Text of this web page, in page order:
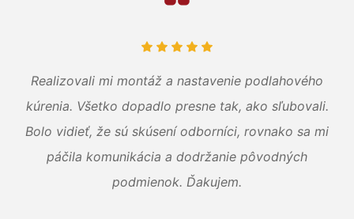
Realizovali mi montáž a nastavenie podlahového
kúrenia. Všetko dopadlo presne tak, ako sľubovali.
Bolo vidieť, že sú skúsení odborníci, rovnako sa mi
páčila komunikácia a dodržanie pôvodných
podmienok. Ďakujem.